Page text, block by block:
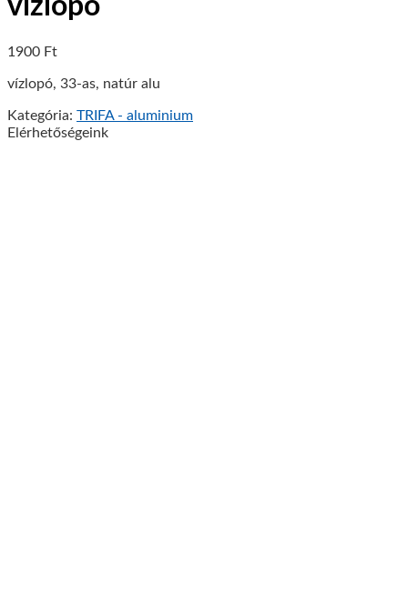
vízlopó
1900 Ft
vízlopó, 33-as, natúr alu
Kategória: TRIFA - aluminium
Elérhetőségeink